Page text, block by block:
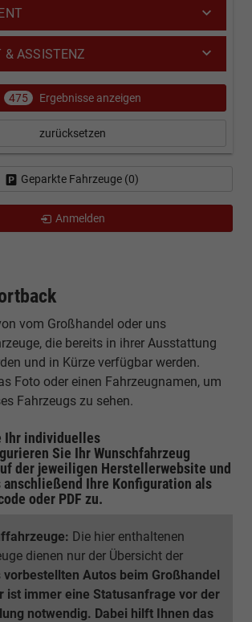
vom Großhandel oder uns
die bereits in ihrer Ausstattung
und in Kürze verfügbar werden.
Foto oder einen Fahrzeugnamen, um
Fahrzeugs zu sehen.
Ihr individuelles
Sie Ihr Wunschfahrzeug
der jeweiligen Herstellerwebsite und
anschließend Ihre Konfiguration als
oder PDF zu.
Die hier enthaltenen
dienen nur der Übersicht der
vorbestellten Autos beim Großhandel
ist immer eine Statusanfrage vor der
notwendig. Dabei hilft Ihnen das
& ASSISTENZ
475 Ergebnisse anzeigen
zurücksetzen
Geparkte Fahrzeuge (0)
Anmelden